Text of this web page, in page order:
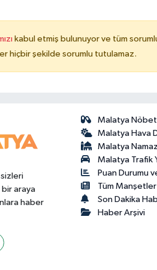
kabul etmiş bulunuyor ve tüm
hiçbir şekilde sorumlu tutulamaz.
araya
haber
Malatya
Malatya Hava
Malatya
Malatya Trafik
Puan Durumu
Tüm Manşetler
Son Dakika
Haber Arşivi